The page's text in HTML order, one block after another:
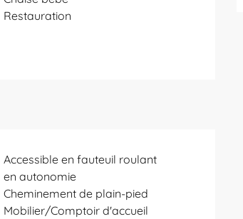
Restauration
Accessible en fauteuil roulant
en autonomie
Cheminement de plain-pied
Mobilier/Comptoir d'accueil